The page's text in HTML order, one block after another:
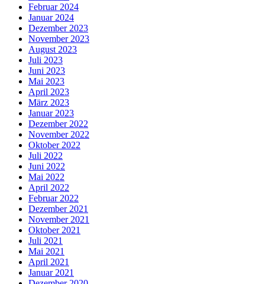
Februar 2024
Januar 2024
Dezember 2023
November 2023
August 2023
Juli 2023
Juni 2023
Mai 2023
April 2023
März 2023
Januar 2023
Dezember 2022
November 2022
Oktober 2022
Juli 2022
Juni 2022
Mai 2022
April 2022
Februar 2022
Dezember 2021
November 2021
Oktober 2021
Juli 2021
Mai 2021
April 2021
Januar 2021